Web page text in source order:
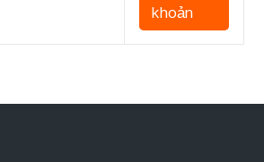
khoản